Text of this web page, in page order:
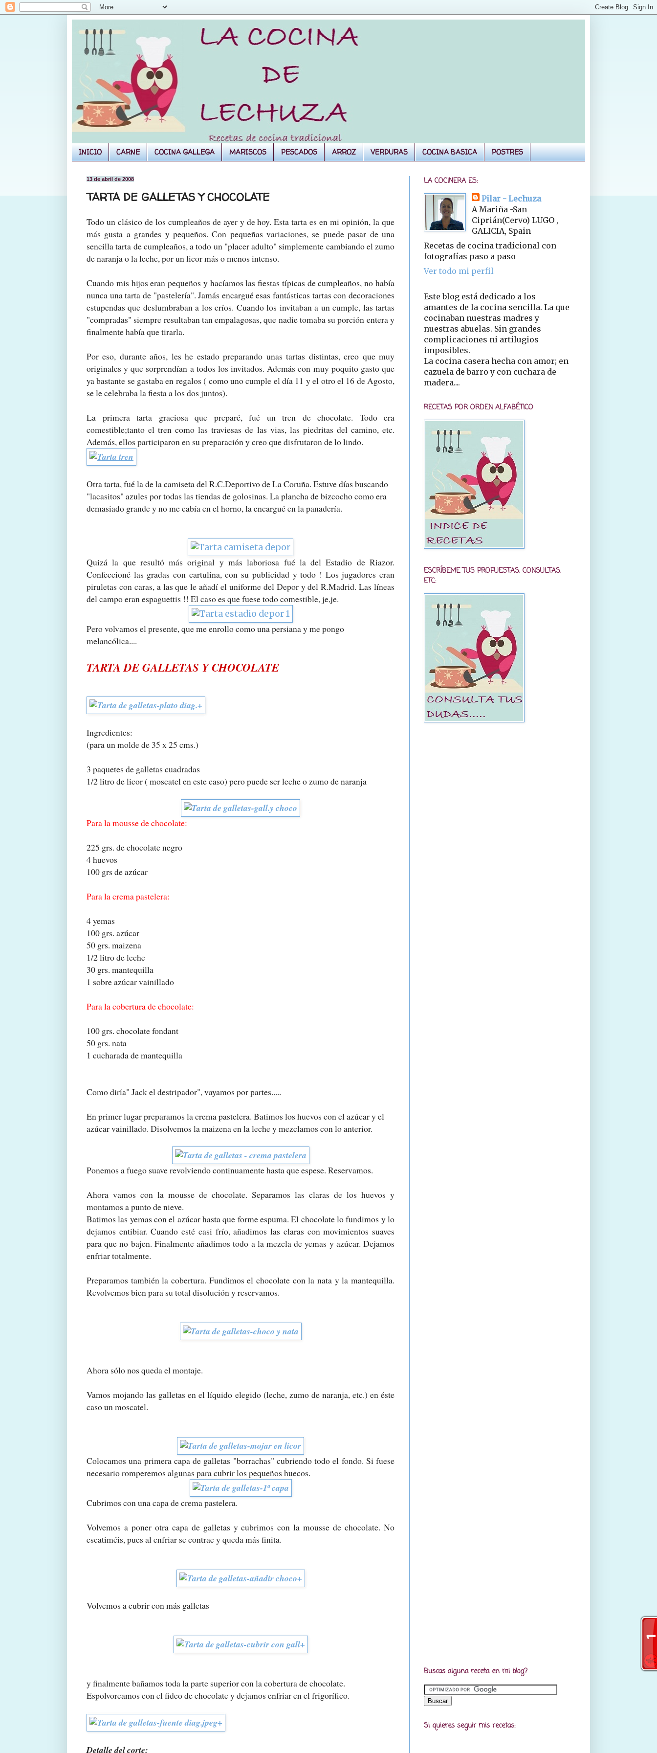
INICIO CARNE COCINA GALLEGA MARISCOS PESCADOS ARROZ VERDURAS COCINA BASICA POSTRES
13 de abril de 2008
TARTA DE GALLETAS Y CHOCOLATE
Todo un clásico de los cumpleaños de ayer y de hoy. Esta tarta es en mi opinión, la que
más gusta a grandes y pequeños. Con pequeñas variaciones, se puede pasar de una
sencilla tarta de cumpleaños, a todo un "placer adulto" simplemente cambiando el zumo
de naranja o la leche, por un licor más o menos intenso.
Cuando mis hijos eran pequeños y hacíamos las fiestas típicas de cumpleaños, no había
nunca una tarta de "pastelería". Jamás encargué esas fantásticas tartas con decoraciones
estupendas que deslumbraban a los críos. Cuando los invitaban a un cumple, las tartas
"compradas" siempre resultaban tan empalagosas, que nadie tomaba su porción entera y
finalmente había que tirarla.
Por eso, durante años, les he estado preparando unas tartas distintas, creo que muy
originales y que sorprendían a todos los invitados. Además con muy poquito gasto que
ya bastante se gastaba en regalos ( como uno cumple el día 11 y el otro el 16 de Agosto,
se le celebraba la fiesta a los dos juntos).
La primera tarta graciosa que preparé, fué un tren de chocolate. Todo era
comestible;tanto el tren como las traviesas de las vias, las piedritas del camino, etc.
Además, ellos participaron en su preparación y creo que disfrutaron de lo lindo.
Otra tarta, fué la de la camiseta del R.C.Deportivo de La Coruña. Estuve días buscando
"lacasitos" azules por todas las tiendas de golosinas. La plancha de bizcocho como era
demasiado grande y no me cabía en el horno, la encargué en la panadería.
Quizá la que resultó más original y más laboriosa fué la del Estadio de Riazor.
Confeccioné las gradas con cartulina, con su publicidad y todo ! Los jugadores eran
piruletas con caras, a las que le añadí el uniforme del Depor y del R.Madrid. Las líneas
del campo eran espaguettis !! El caso es que fuese todo comestible, je,je.
Pero volvamos el presente, que me enrollo como una persiana y me pongo
melancólica....
TARTA DE GALLETAS Y CHOCOLATE
Ingredientes:
(para un molde de 35 x 25 cms.)
3 paquetes de galletas cuadradas
1/2 litro de licor ( moscatel en este caso) pero puede ser leche o zumo de naranja
Para la mousse de chocolate:
225 grs. de chocolate negro
4 huevos
100 grs de azúcar
Para la crema pastelera:
4 yemas
100 grs. azúcar
50 grs. maizena
1/2 litro de leche
30 grs. mantequilla
1 sobre azúcar vainillado
Para la cobertura de chocolate:
100 grs. chocolate fondant
50 grs. nata
1 cucharada de mantequilla
Como diría" Jack el destripador", vayamos por partes.....
En primer lugar preparamos la crema pastelera. Batimos los huevos con el azúcar y el
azúcar vainillado. Disolvemos la maizena en la leche y mezclamos con lo anterior.
Ponemos a fuego suave revolviendo continuamente hasta que espese. Reservamos.
Ahora vamos con la mousse de chocolate. Separamos las claras de los huevos y
montamos a punto de nieve.
Batimos las yemas con el azúcar hasta que forme espuma. El chocolate lo fundimos y lo
dejamos entibiar. Cuando esté casi frío, añadimos las claras con movimientos suaves
para que no bajen. Finalmente añadimos todo a la mezcla de yemas y azúcar. Dejamos
enfriar totalmente.
Preparamos también la cobertura. Fundimos el chocolate con la nata y la mantequilla.
Revolvemos bien para su total disolución y reservamos.
Ahora sólo nos queda el montaje.
Vamos mojando las galletas en el líquido elegido (leche, zumo de naranja, etc.) en éste
caso un moscatel.
Colocamos una primera capa de galletas "borrachas" cubriendo todo el fondo. Si fuese
necesario romperemos algunas para cubrir los pequeños huecos.
Cubrimos con una capa de crema pastelera.
Volvemos a poner otra capa de galletas y cubrimos con la mousse de chocolate. No
escatiméis, pues al enfriar se contrae y queda más finita.
Volvemos a cubrir con más galletas
y finalmente bañamos toda la parte superior con la cobertura de chocolate.
Espolvoreamos con el fideo de chocolate y dejamos enfriar en el frigorífico.
Detalle del corte:
LA COCINERA ES:
Pilar - Lechuza
A Mariña -San
Ciprián(Cervo) LUGO ,
GALICIA, Spain
Recetas de cocina tradicional con
fotografías paso a paso
Ver todo mi perfil
Este blog está dedicado a los
amantes de la cocina sencilla. La que
cocinaban nuestras madres y
nuestras abuelas. Sin grandes
complicaciones ni artilugios
imposibles.
La cocina casera hecha con amor; en
cazuela de barro y con cuchara de
madera....
RECETAS POR ORDEN ALFABÉTICO
ESCRÍBEME TUS PROPUESTAS, CONSULTAS,
ETC:
Buscas alguna receta en mi blog?
Si quieres seguir mis recetas: